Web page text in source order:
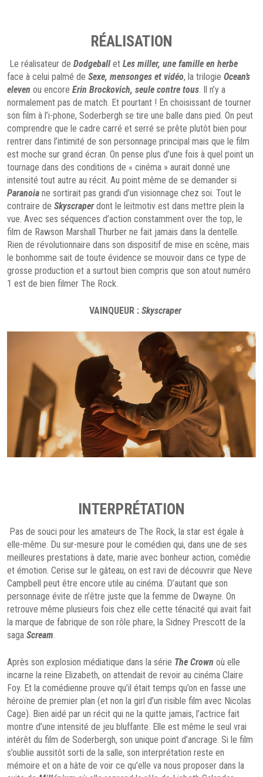
RÉALISATION
Le réalisateur de Dodgeballet Les miller, une famille en herbe
face à celui palmé de Sexe, mensonges et vidéo, la trilogie Ocean’s
eleven ou encore Erin Brockovich, seule contre tous . Il n’y a
normalement pas de match. Et pourtant ! En choisissant de tourner
son film à l’i-phone, Soderbergh se tire une balle dans pied. On peut
comprendre que le cadre carré et serré se prête plutôt bien pour
rentrer dans l’intimité de son personnage principal mais que le film
est moche sur grand écran. On pense plus d’une fois à quel point un
tournage dans des conditions de « cinéma » aurait donné une
intensité tout autre au récit. Au point même de se demander si
Paranoia ne sortirait pas grandi d’un visionnage chez soi. Tout le
contraire de Skyscraperdont le leitmotiv est dans mettre plein la
vue. Avec ses séquences d’action constamment over the top, le
film de Rawson Marshall Thurber ne fait jamais dans la dentelle.
Rien de révolutionnaire dans son dispositif de mise en scène, mais
le bonhomme sait de toute évidence se mouvoir dans ce type de
grosse production et a surtout bien compris que son atout numéro
1 est de bien filmer The Rock.
VAINQUEUR : Skyscraper
INTERPRÉTATION
Pas de souci pour les amateurs de The Rock, la star est égale à
elle-même. Du sur-mesure pour le comédien qui, dans une de ses
meilleures prestations à date, marie avec bonheur action, comédie
et émotion. Cerise sur le gâteau, on est ravi de découvrir que Neve
Campbell peut être encore utile au cinéma. D’autant que son
personnage évite de n’être juste que la femme de Dwayne. On
retrouve même plusieurs fois chez elle cette ténacité qui avait fait
la marque de fabrique de son rôle phare, la Sidney Prescott de la
saga Scream.
Après son explosion médiatique dans la série The Crown où elle
incarne la reine Elizabeth, on attendait de revoir au cinéma Claire
Foy. Et la comédienne prouve qu’il était temps qu’on en fasse une
héroïne de premier plan (et non la girl d’un risible film avec Nicolas
Cage). Bien aidé par un récit qui ne la quitte jamais, l’actrice fait
montre d’une intensité de jeu bluffante. Elle est même le seul vrai
intérêt du film de Soderbergh, son unique point d’ancrage. Si le film
s’oublie aussitôt sorti de la salle, son interprétation reste en
mémoire et on a hâte de voir ce qu’elle va nous proposer dans la